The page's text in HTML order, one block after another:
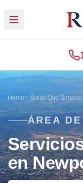
Home Áreas Que
ÁREA
en